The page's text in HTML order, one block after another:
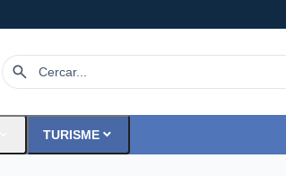
search
TURISMEexpand_more